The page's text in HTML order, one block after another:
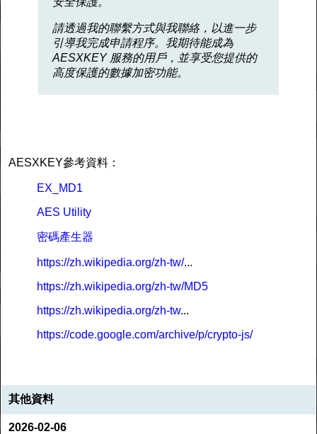
請透過我的聯繫方式與我聯絡，以進一步
引導我完成申請程序。我期待能成為
AESXKEY 服務的用戶，並享受您提供的
高度保護的數據加密功能。
AESXKEY參考資料：
EX_MD1
AES Utility
密碼產生器
https://zh.wikipedia.org/zh-tw/...
https://zh.wikipedia.org/zh-tw/MD5
https://zh.wikipedia.org/zh-tw...
https://code.google.com/archive/p/crypto-js/
其他資料
2026-02-06